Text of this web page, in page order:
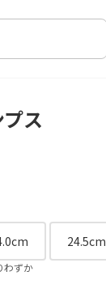
ス
わずか
24.5cm